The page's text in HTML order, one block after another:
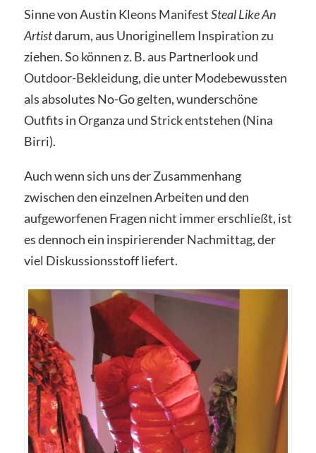
Sinne von Austin Kleons ManifestSteal Like An
Artistdarum, aus Unoriginellem Inspiration zu
ziehen. So können z. B. aus Partnerlook und
Outdoor-Bekleidung, die unter Modebewussten
als absolutes No-Go gelten, wunderschöne
Outfits in Organza und Strick entstehen (Nina
Birri).
Auch wenn sich uns der Zusammenhang
zwischen den einzelnen Arbeiten und den
aufgeworfenen Fragen nicht immer erschließt, ist
es dennoch ein inspirierender Nachmittag, der
viel Diskussionsstoff liefert.